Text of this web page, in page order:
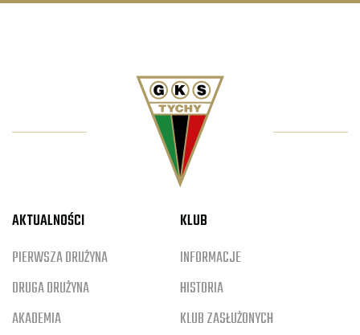
AKTUALNOŚCI
PIERWSZA DRUŻYNA
DRUGA DRUŻYNA
AKADEMIA
KLUB
INFORMACJE
HISTORIA
KLUB ZASŁUŻONYCH